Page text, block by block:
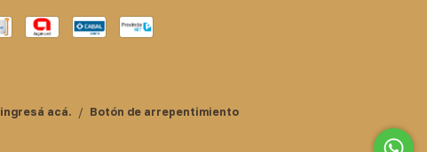
ingresá acá. / Botón de arrepentimiento